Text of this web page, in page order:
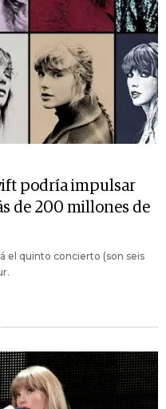
podría impulsar
de 200 millones de
el quinto concierto (son seis